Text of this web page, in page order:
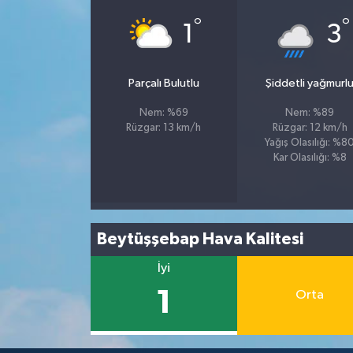
1 °
Parçalı Bulutlu
Nem: %69
Rüzgar: 13 km/h
3°
Şiddetli yağmurlu
Nem: %89
Rüzgar: 12 km/h
Yağış Olasılığı: %80
Kar Olasılığı: %8
Beytüşşebap Hava Kalitesi
İyi
1 Orta
Tüm Makaleler
Tüm Haberler
Videolu Haberler